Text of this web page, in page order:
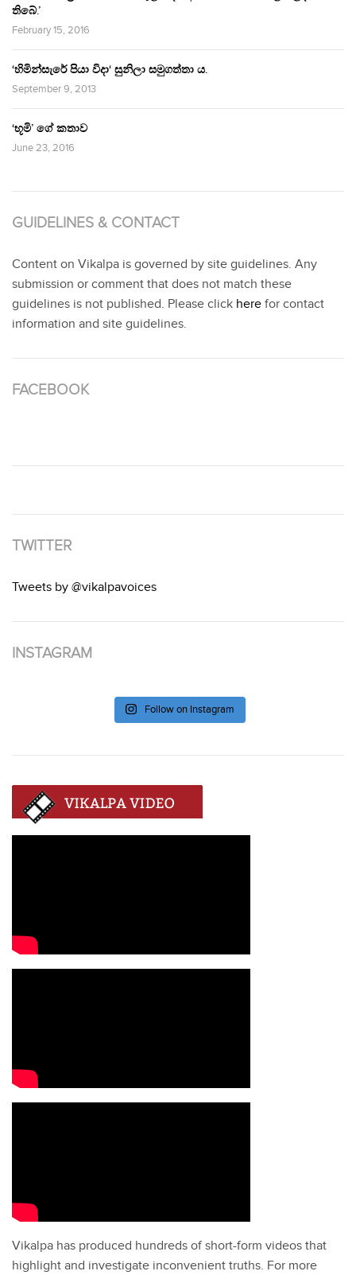
තිබේ.’
February 15, 2016
‘හිමින්සැරේ පියා විදා‘ සුනිලා සමුගත්තා ය.
September 9, 2013
‘භූමි’ ගේ කතාව
June 23, 2016
GUIDELINES & CONTACT
Content on Vikalpa is governed by site guidelines. Any
submission or comment that does not match these
guidelines is not published. Please click here for contact
information and site guidelines.
FACEBOOK
TWITTER
Tweets by @vikalpavoices
INSTAGRAM
Follow on Instagram
Vikalpa has produced hundreds of short-form videos that
highlight and investigate inconvenient truths. For more